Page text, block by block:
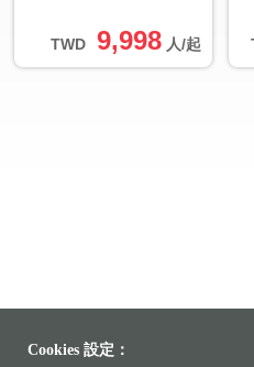
TWD 9,998 人/起
Cookies 設定：